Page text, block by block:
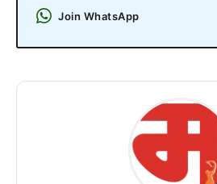
Join WhatsApp